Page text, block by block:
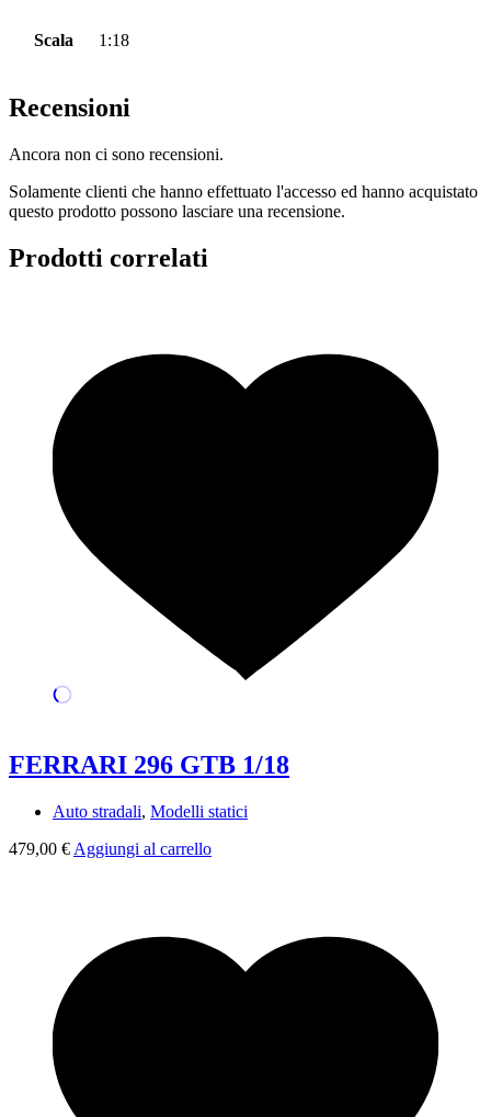
Scala 1:18
Recensioni
Ancora non ci sono recensioni.
Solamente clienti che hanno effettuato l'accesso ed hanno acquistato
questo prodotto possono lasciare una recensione.
Prodotti correlati
FERRARI 296 GTB 1/18
Auto stradali, Modelli statici
479,00 € Aggiungi al carrello